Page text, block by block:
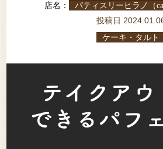
店名： パティスリーヒラノ（
投稿日
ケーキ・タルト